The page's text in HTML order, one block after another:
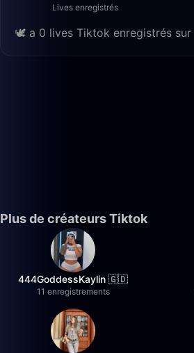
Lives enregistrés
🕊️ a 0 lives Tiktok enregistrés sur
Plus de créateurs Tiktok
444GoddessKaylin 🇬🇩
11 enregistrements